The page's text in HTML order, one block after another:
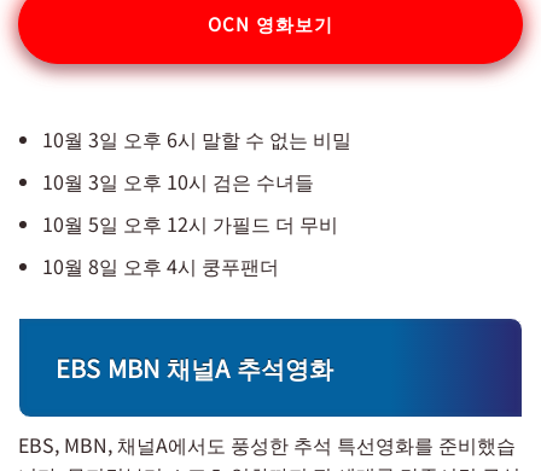
OCN 영화보기
10월 3일 오후 6시 말할 수 없는 비밀
10월 3일 오후 10시 검은 수녀들
10월 5일 오후 12시 가필드 더 무비
10월 8일 오후 4시 쿵푸팬더
EBS MBN 채널A 추석영화
EBS, MBN, 채널A에서도 풍성한 추석 특선영화를 준비했습